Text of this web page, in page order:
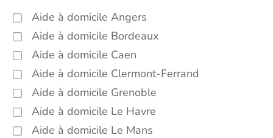
Jardinage Montpellier (34070)
Aide aux courses Montpellier (34070)
Entretien du cadre de vie, ménage,
(34070)
Portage de repas Montpellier (34070)
Sorties (promenades, rendez-vous
médicaux...) Montpellier (34070)
Aide à domicile Angers
Aide à domicile Bordeaux
Aide à domicile Caen
Aide à domicile Clermont-Ferrand
Aide à domicile Grenoble
Aide à domicile Le Havre
Aide à domicile Le Mans